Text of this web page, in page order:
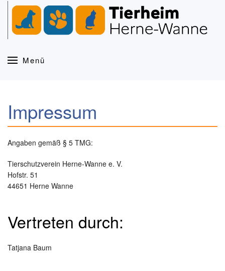
Zum Hauptinhalt springen
Menü
Impressum
Angaben gemäß § 5 TMG:
Tierschutzverein Herne-Wanne e. V.
Hofstr. 51
44651 Herne Wanne
Vertreten durch:
Tatjana Baum